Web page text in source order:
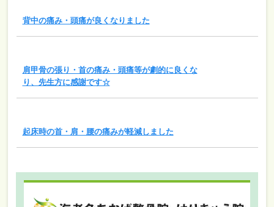
背中の痛み・頭痛が良くなりました
肩甲骨の張り・首の痛み・頭痛等が劇的に良くな
り、先生方に感謝です☆
起床時の首・肩・腰の痛みが軽減しました